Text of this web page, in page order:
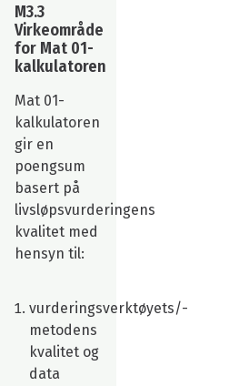
M3.3
Virkeområde
for Mat 01-
kalkulatoren
Mat 01-
kalkulatoren
gir en
poengsum
basert på
livsløpsvurderingens
kvalitet med
hensyn til:
vurderingsverktøyets/-
metodens
kvalitet og
data